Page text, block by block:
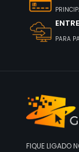
PARA
FIQUE LIGADO